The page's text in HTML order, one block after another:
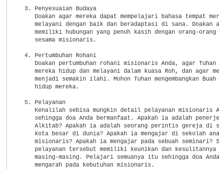
  3. Penyesuaian Budaya
Doakan agar mereka dapat mempelajari bahasa tempat
melayani dengan baik dan beradaptasi di sana. Doakan
memiliki hubungan yang penuh kasih dengan orang-orang
     sesama misionaris.
  4. Pertumbuhan Rohani
Doakan pertumbuhan rohani misionaris Anda, agar Tuhan
mereka hidup dan melayani dalam kuasa Roh, dan agar
menjadi semakin ilahi. Mohon Tuhan mengembangkan Buah
     hidup mereka.
  5. Pelayanan
Kenalilah sebisa mungkin detail pelayanan misionaris
sehingga doa Anda bermanfaat. Apakah ia adalah
Alkitab? Apakah ia adalah seorang perintis gereja di
kota besar di dunia? Apakah ia mengajar di sekolah
misionaris? Apakah ia mengajar pada sebuah seminari?
     pelayanan tersebut memiliki keunikan dan kesulitannya
masing-masing. Pelajari semuanya itu sehingga doa
     mengarah pada kebutuhan misionaris.